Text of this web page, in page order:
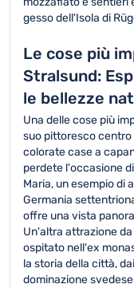
gesso dell'Isola di
Le cose più
Stralsund:
le bellezze
Una delle cose più
suo pittoresco
colorate case a
perdete l'occasione
Maria, un esempio di
Germania
offre una vista
Un'altra attrazione
ospitato nell'ex
la storia della città,
dominazione